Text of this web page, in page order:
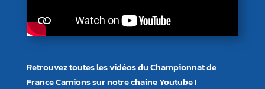
Retrouvez toutes les vidéos du Championnat de
France Camions sur notre chaine Youtube !